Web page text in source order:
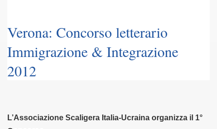
Verona: Concorso letterario
Immigrazione & Integrazione
2012
L’Associazione Scaligera Italia-Ucraina organizza il 1°
Spurio - 18-08-011)
- Giovinazzo)